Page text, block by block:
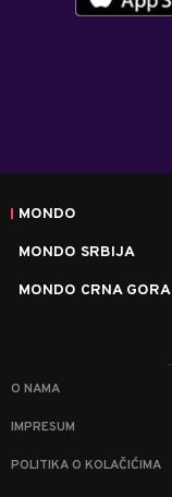
MONDO
MONDO SRBIJA
MONDO CRNA GORA
O NAMA
IMPRESUM
POLITIKA O KOLAČIĆIMA